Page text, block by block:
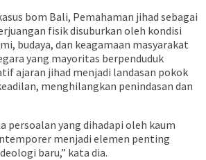
bom Bali, Pemahaman jihad sebagai
fisik disuburkan oleh kondisi
budaya, dan keagamaan masyarakat
yang mayoritas berpenduduk
ajaran jihad menjadi landasan pokok
menghilangkan penindasan dan
persoalan yang dihadapi oleh kaum
menjadi elemen penting
baru,” kata dia.